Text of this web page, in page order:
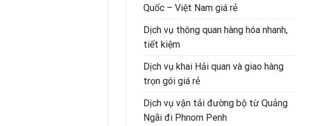
Quốc – Việt Nam giá rẻ
Dịch vụ thông quan hàng hóa nhanh,
tiết kiệm
Dịch vụ khai Hải quan và giao hàng
trọn gói giá rẻ
Dịch vụ vận tải đường bộ từ Quảng
Ngãi đi Phnom Penh